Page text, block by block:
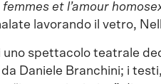
femmes et l’amour
lavorando il vetro,
uno spettacolo teatrale
Daniele Branchini; i